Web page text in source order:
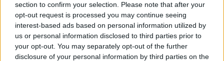
section to confirm your selection. Please note that after your
opt-out request is processed you may continue seeing
interest-based ads based on personal information utilized by
us or personal information disclosed to third parties prior to
your opt-out. You may separately opt-out of the further
disclosure of your personal information by third parties on the